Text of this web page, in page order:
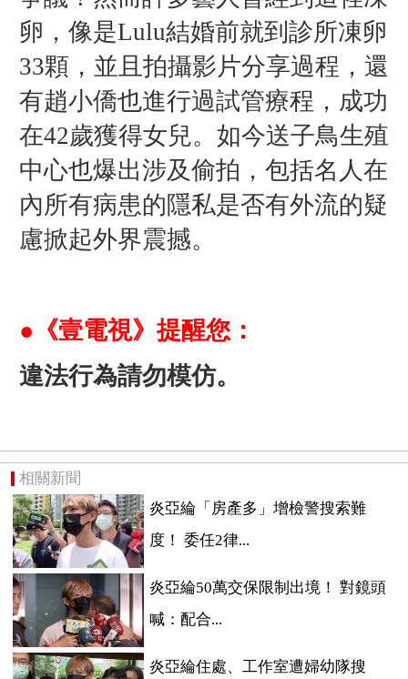
卵，像是Lulu結婚前就到診所凍卵
33顆，並且拍攝影片分享過程，還
有趙小僑也進行過試管療程，成功
在42歲獲得女兒。如今送子鳥生殖
中心也爆出涉及偷拍，包括名人在
內所有病患的隱私是否有外流的疑
慮掀起外界震撼。
●《壹電視》提醒您：
違法行為請勿模仿。
相關新聞
炎亞綸「房產多」增檢警搜索難
度！ 委任2律...
炎亞綸50萬交保限制出境！ 對鏡頭
喊：配合...
炎亞綸住處、工作室遭婦幼隊搜